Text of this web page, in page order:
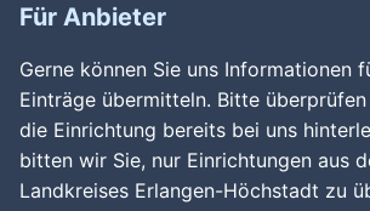
Für Anbieter
Gerne können Sie uns Informationen
Einträge übermitteln. Bitte
die Einrichtung bereits bei uns
bitten wir Sie, nur Einrichtungen aus
Landkreises Erlangen-Höchstadt zu